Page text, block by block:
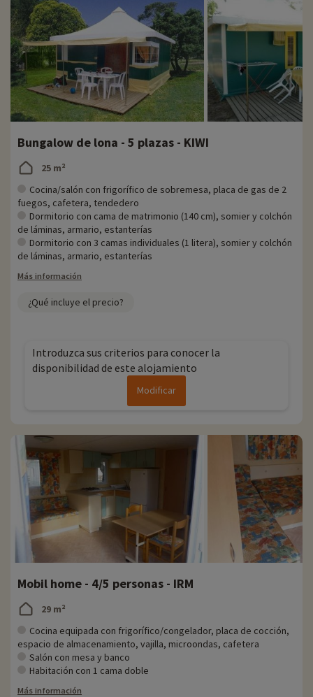
Nuestra actividad favorita - suplemento
- Parc Walygator Sud Ouest: Abierto del 15 de abril al 5 de noviembre de 2023
' Situado a 30 minutos en coche del camping
' Precios : Adultos (a partir de 11 años) desde 30 euros - mayores de 65 años
' Niños (de 4 a 10 años) desde 25 euros y personas con discapacidad desde 22
' Entrada gratuita para mujeres embarazadas
' Entrada gratuita para niños menores de 4 años
Bungalow de lona - 5 plazas - KIWI
25 m²
Cocina/salón con frigorífico de sobremesa, placa de gas de 2
fuegos, cafetera, tendedero
Dormitorio con cama de matrimonio (140 cm), somier y colchón
de láminas, armario, estanterías
Dormitorio con 3 camas individuales (1 litera), somier y colchón
de láminas, armario, estanterías
Más información
¿Qué incluye el precio?
Introduzca sus criterios para conocer la
disponibilidad de este alojamiento
Modificar
Mobil home - 4/5 personas - IRM
29 m²
Cocina equipada con frigorífico/congelador, placa de cocción,
espacio de almacenamiento, vajilla, microondas, cafetera
Salón con mesa y banco
Habitación con 1 cama doble
Más información